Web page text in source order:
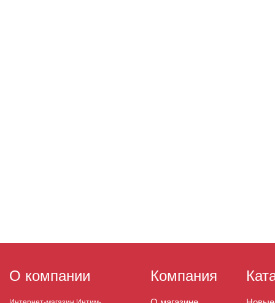
О компании Компания